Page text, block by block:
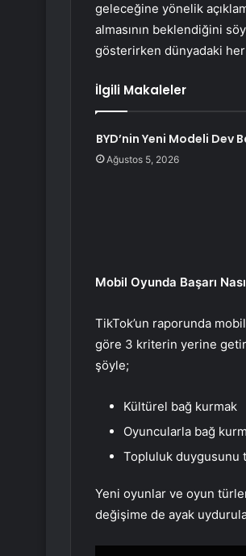
geleceğine yönelik
almasının beklendiğini
gösterirken dünyadaki her
İlgili Makaleler
BYD’nin Yeni Modeli Dev
Ağustos 5, 2026
Mobil Oyunda Başarı
TikTok’un raporunda
göre 3 kriterin yerine
şöyle;
Kültürel bağ kurmak
Oyuncularla bağ
Topluluk duygusunu
Yeni oyunlar ve oyun
değişime de ayak